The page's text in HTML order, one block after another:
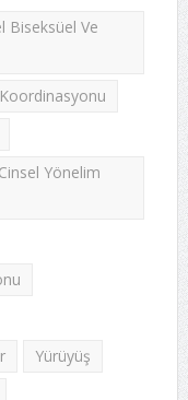
Biseksüel Ve
Yönelim
Yürüyüş